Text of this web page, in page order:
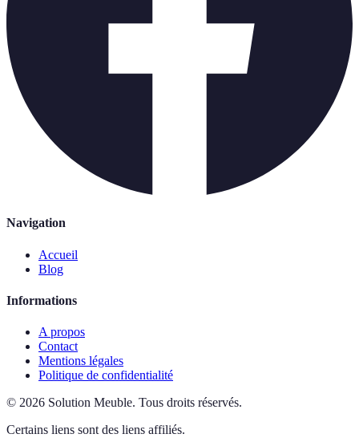
Navigation
Accueil
Blog
Informations
A propos
Contact
Mentions légales
Politique de confidentialité
© 2026 Solution Meuble. Tous droits réservés.
Certains liens sont des liens affiliés.